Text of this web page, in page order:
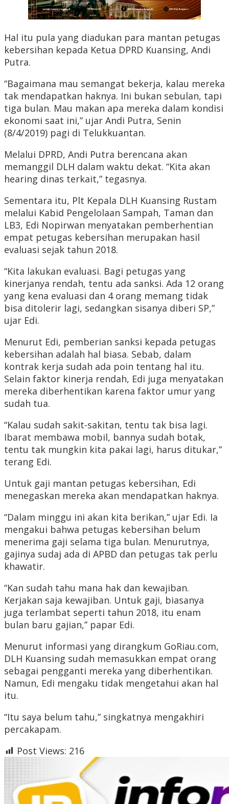
Hal itu pula yang diadukan para mantan petugas
kebersihan kepada Ketua DPRD Kuansing, Andi
Putra.
“Bagaimana mau semangat bekerja, kalau mereka
tak mendapatkan haknya. Ini bukan sebulan, tapi
tiga bulan. Mau makan apa mereka dalam kondisi
ekonomi saat ini,” ujar Andi Putra, Senin
(8/4/2019) pagi di Telukkuantan.
Melalui DPRD, Andi Putra berencana akan
memanggil DLH dalam waktu dekat. “Kita akan
hearing dinas terkait,” tegasnya.
Sementara itu, Plt Kepala DLH Kuansing Rustam
melalui Kabid Pengelolaan Sampah, Taman dan
LB3, Edi Nopirwan menyatakan pemberhentian
empat petugas kebersihan merupakan hasil
evaluasi sejak tahun 2018.
“Kita lakukan evaluasi. Bagi petugas yang
kinerjanya rendah, tentu ada sanksi. Ada 12 orang
yang kena evaluasi dan 4 orang memang tidak
bisa ditolerir lagi, sedangkan sisanya diberi SP,”
ujar Edi.
Menurut Edi, pemberian sanksi kepada petugas
kebersihan adalah hal biasa. Sebab, dalam
kontrak kerja sudah ada poin tentang hal itu.
Selain faktor kinerja rendah, Edi juga menyatakan
mereka diberhentikan karena faktor umur yang
sudah tua.
“Kalau sudah sakit-sakitan, tentu tak bisa lagi.
Ibarat membawa mobil, bannya sudah botak,
tentu tak mungkin kita pakai lagi, harus ditukar,”
terang Edi.
Untuk gaji mantan petugas kebersihan, Edi
menegaskan mereka akan mendapatkan haknya.
“Dalam minggu ini akan kita berikan,” ujar Edi. Ia
mengakui bahwa petugas kebersihan belum
menerima gaji selama tiga bulan. Menurutnya,
gajinya sudaj ada di APBD dan petugas tak perlu
khawatir.
“Kan sudah tahu mana hak dan kewajiban.
Kerjakan saja kewajiban. Untuk gaji, biasanya
juga terlambat seperti tahun 2018, itu enam
bulan baru gajian,” papar Edi.
Menurut informasi yang dirangkum GoRiau.com,
DLH Kuansing sudah memasukkan empat orang
sebagai pengganti mereka yang diberhentikan.
Namun, Edi mengaku tidak mengetahui akan hal
itu.
“Itu saya belum tahu,” singkatnya mengakhiri
percakapam.
Post Views: 216